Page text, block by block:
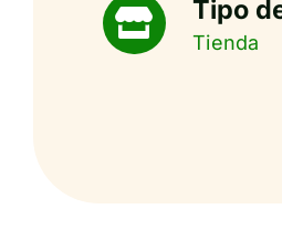
Tipo
Tienda